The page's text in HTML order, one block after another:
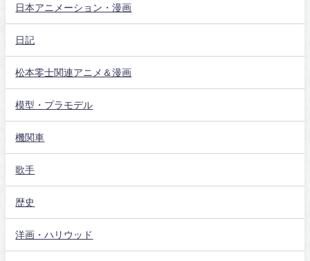
日本アニメーション・漫画
日記
松本零士関連アニメ＆漫画
模型・プラモデル
機関車
歌手
歴史
洋画・ハリウッド